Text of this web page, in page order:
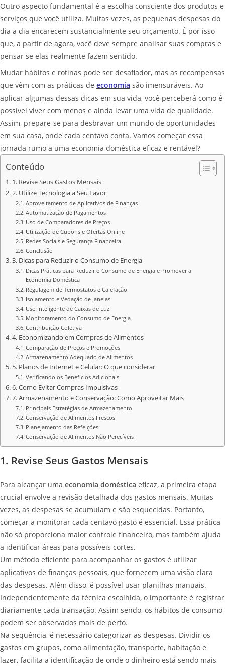
Outro aspecto fundamental é a escolha consciente dos produtos e
serviços que você utiliza. Muitas vezes, as pequenas despesas do
dia a dia encarecem sustancialmente seu orçamento. É por isso
que, a partir de agora, você deve sempre analisar suas compras e
pensar se elas realmente fazem sentido.
Mudar hábitos e rotinas pode ser desafiador, mas as recompensas
que vêm com as práticas de economia são imensuráveis. Ao
aplicar algumas dessas dicas em sua vida, você perceberá como é
possível viver com menos e ainda levar uma vida de qualidade.
Assim, prepare-se para desbravar um mundo de oportunidades
em sua casa, onde cada centavo conta. Vamos começar essa
jornada rumo a uma economia doméstica eficaz e rentável?
Conteúdo
1. Revise Seus Gastos Mensais
2. Utilize Tecnologia a Seu Favor
Aproveitamento de Aplicativos de Finanças
Automatização de Pagamentos
Uso de Comparadores de Preços
Utilização de Cupons e Ofertas Online
Redes Sociais e Segurança Financeira
Conclusão
3. Dicas para Reduzir o Consumo de Energia
Dicas Práticas para Reduzir o Consumo de Energia e Promover a
Economia Doméstica
Regulagem de Termostatos e Calefação
Isolamento e Vedação de Janelas
Uso Inteligente de Caixas de Luz
Monitoramento do Consumo de Energia
Contribuição Coletiva
4. Economizando em Compras de Alimentos
Comparação de Preços e Promoções
Armazenamento Adequado de Alimentos
5. Planos de Internet e Celular: O que considerar
Verificando os Benefícios Adicionais
6. Como Evitar Compras Impulsivas
7. Armazenamento e Conservação: Como Aproveitar Mais
Principais Estratégias de Armazenamento
Conservação de Alimentos Frescos
Planejamento das Refeições
Conservação de Alimentos Não Perecíveis
1. Revise Seus Gastos Mensais
Para alcançar uma economia doméstica eficaz, a primeira etapa
crucial envolve a revisão detalhada dos gastos mensais. Muitas
vezes, as despesas se acumulam e são esquecidas. Portanto,
começar a monitorar cada centavo gasto é essencial. Essa prática
não só proporciona maior controle financeiro, mas também ajuda
a identificar áreas para possíveis cortes.
Um método eficiente para acompanhar os gastos é utilizar
aplicativos de finanças pessoais, que fornecem uma visão clara
das despesas. Além disso, é possível usar planilhas manuais.
Independentemente da técnica escolhida, o importante é registrar
diariamente cada transação. Assim sendo, os hábitos de consumo
podem ser observados mais de perto.
Na sequência, é necessário categorizar as despesas. Dividir os
gastos em grupos, como alimentação, transporte, habitação e
lazer, facilita a identificação de onde o dinheiro está sendo mais